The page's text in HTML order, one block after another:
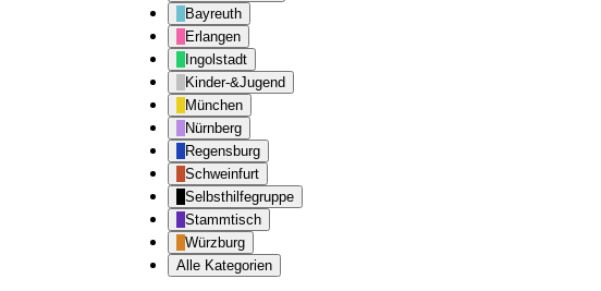
Bayreuth
Erlangen
Ingolstadt
Kinder-&Jugend
München
Nürnberg
Regensburg
Schweinfurt
Selbsthilfegruppe
Stammtisch
Würzburg
Alle Kategorien